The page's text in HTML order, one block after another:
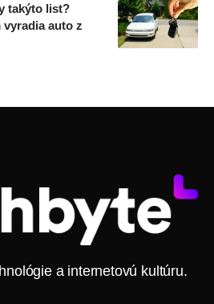
takýto list?
auto z
a internetovú kultúru.